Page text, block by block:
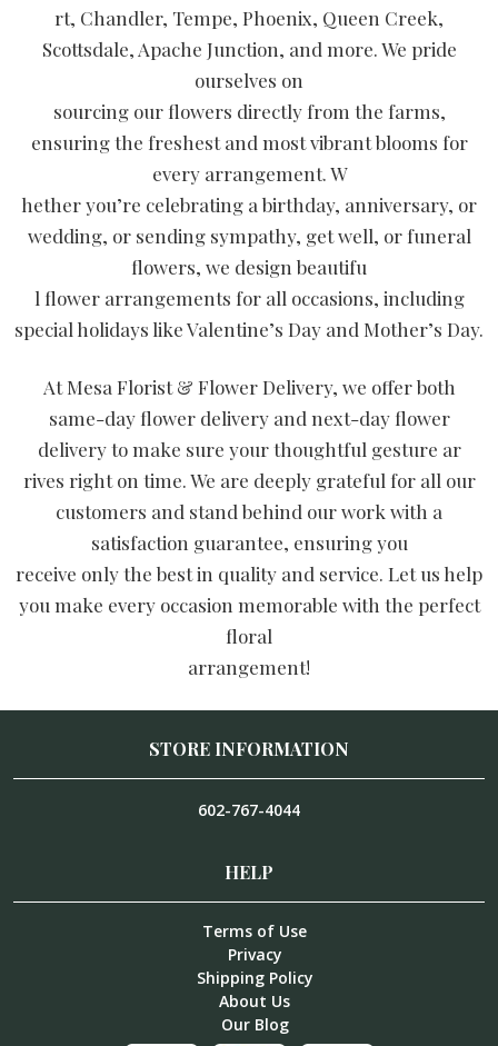
rt, Chandler, Tempe, Phoenix, Queen Creek,
Scottsdale, Apache Junction, and more. We pride
ourselves on
sourcing our flowers directly from the farms,
ensuring the freshest and most vibrant blooms for
every arrangement. W
hether you’re celebrating a birthday, anniversary, or
wedding, or sending sympathy, get well, or funeral
flowers, we design beautifu
l flower arrangements for all occasions, including
special holidays like Valentine’s Day and Mother’s Day.
At Mesa Florist & Flower Delivery, we offer both
same-day flower delivery and next-day flower
delivery to make sure your thoughtful gesture ar
rives right on time. We are deeply grateful for all our
customers and stand behind our work with a
satisfaction guarantee, ensuring you
receive only the best in quality and service. Let us help
you make every occasion memorable with the perfect
floral
arrangement!
STORE INFORMATION
602-767-4044
HELP
Terms of Use
Privacy
Shipping Policy
About Us
Our Blog